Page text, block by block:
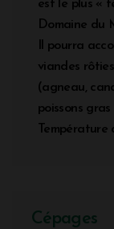
est le plus «
Domaine du
Il pourra
viandes
(agneau,
poissons
Température
Cépages